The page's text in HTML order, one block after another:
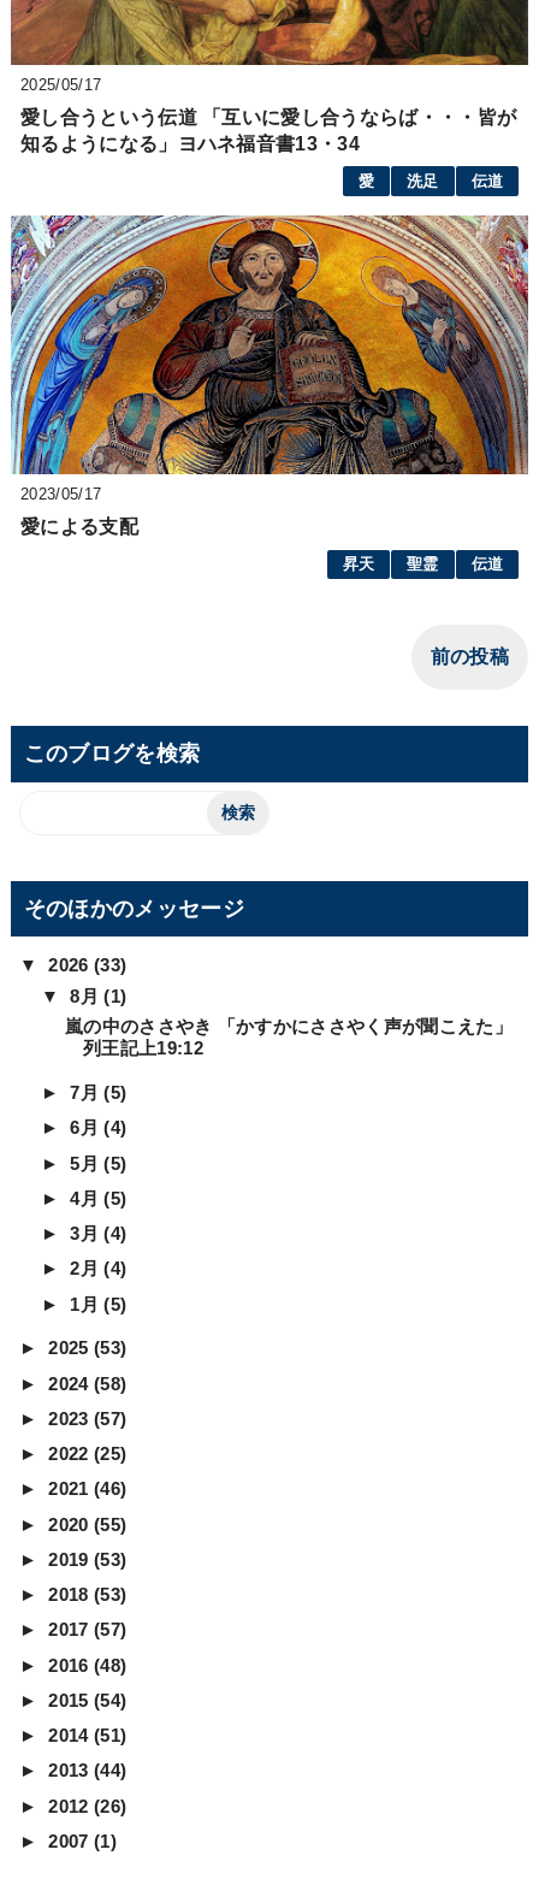
2025/05/17
愛し合うという伝道 「互いに愛し合うならば・・・皆が
知るようになる」ヨハネ福音書13・34
愛 洗足 伝道
2023/05/17
愛による支配
昇天 聖霊 伝道
前の投稿
このブログを検索
そのほかのメッセージ
▼2026(33)
▼8月(1)
嵐の中のささやき 「かすかにささやく声が聞こえた」
列王記上19:12
►7月(5)
►6月(4)
►5月(5)
►4月(5)
►3月(4)
►2月(4)
► 1月(5)
►2025(53)
►2024(58)
►2023(57)
►2022(25)
►2021(46)
►2020(55)
►2019(53)
►2018(53)
►2017(57)
►2016(48)
►2015(54)
►2014(51)
►2013(44)
►2012(26)
►2007(1)